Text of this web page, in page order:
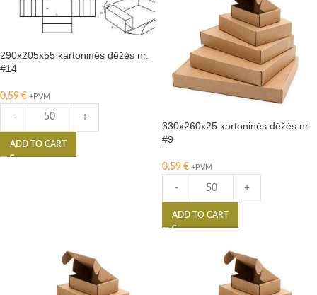
290x205x55 kartoninės dėžės nr.
#14
0,59 € +PVM
- +
ADD TO CART
330x260x25 kartoninės dėžės nr.
#9
0,59 € +PVM
- +
ADD TO CART